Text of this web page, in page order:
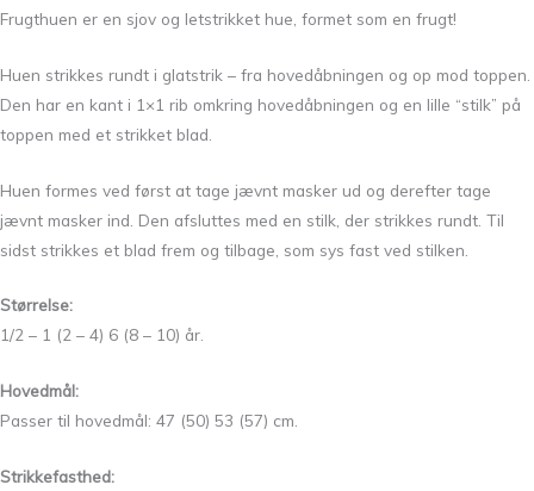
Frugthuen er en sjov og letstrikket hue, formet som en frugt!
Huen strikkes rundt i glatstrik – fra hovedåbningen og op mod toppen.
Den har en kant i 1×1 rib omkring hovedåbningen og en lille “stilk” på
toppen med et strikket blad.
Huen formes ved først at tage jævnt masker ud og derefter tage
jævnt masker ind. Den afsluttes med en stilk, der strikkes rundt. Til
sidst strikkes et blad frem og tilbage, som sys fast ved stilken.
Størrelse:
1/2 – 1 (2 – 4) 6 (8 – 10) år.
Hovedmål:
Passer til hovedmål: 47 (50) 53 (57) cm.
Strikkefasthed: